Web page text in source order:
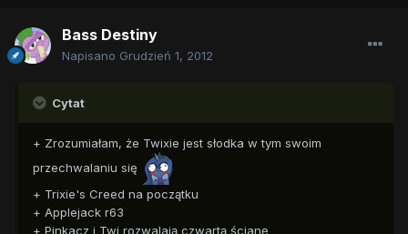
Bass Destiny
Napisano Grudzień 1, 2012
Cytat
+ Zrozumiałam, że Twixie jest słodka w tym swoim
przechwalaniu się
+ Trixie's Creed na początku
+ Applejack r63
+ Pinkacz i Twi rozwalają czwartą ścianę